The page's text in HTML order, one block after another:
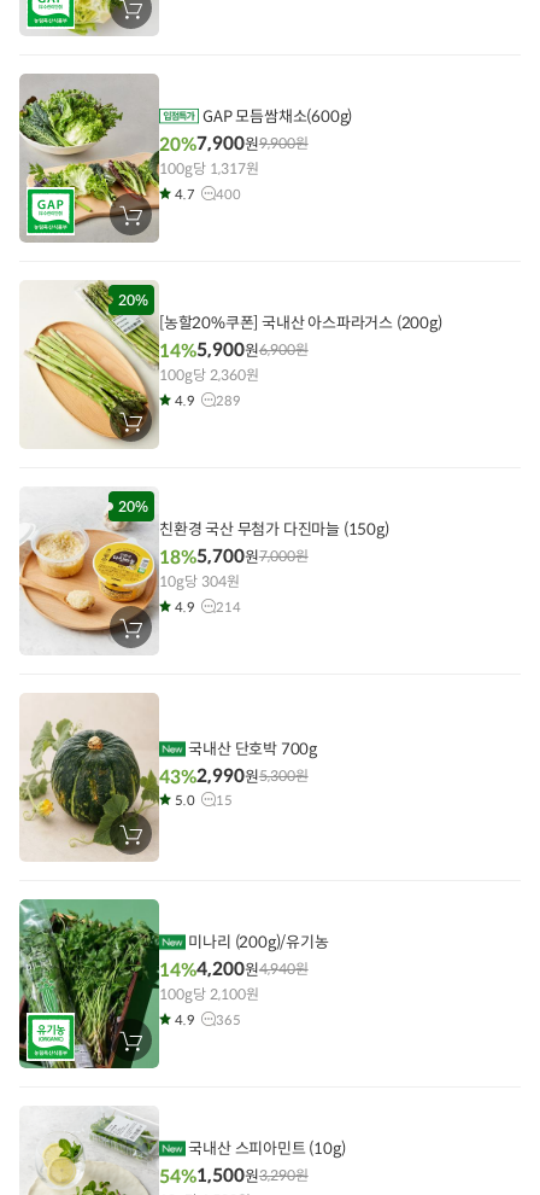
장
바
에
장
바
에
담
기
GAP 모듬쌈채소(600g)
20%7,900원9,900원
100g당 1,317원
4.7 400
20%
장
바
에
담
기
[농할20%쿠폰] 국내산 아스파라거스 (200g)
14%5,900원6,900원
100g당 2,360원
4.9 289
20%
장
바
에
친환경 국산 무첨가 다진마늘 (150g)
18%5,700원7,000원
10g당 304원
4.9 214
장
바
에
담
기
국내산 단호박 700g
43%2,990원5,300원
5.0 15
장
바
에
담
기
미나리 (200g)/유기농
14%4,200원4,940원
100g당 2,100원
4.9 365
국내산 스피아민트 (10g)
54%1,500원3,290원